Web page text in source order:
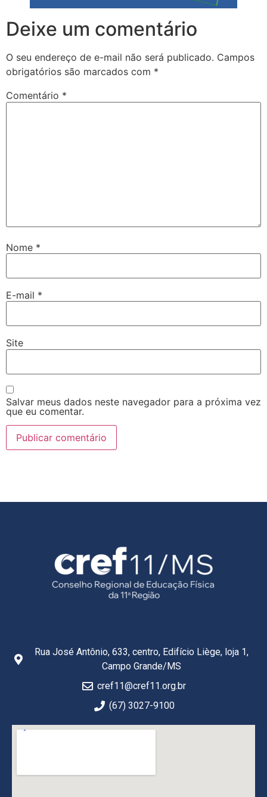
Deixe um comentário
O seu endereço de e-mail não será publicado. Campos
obrigatórios são marcados com *
Comentário *
Nome *
E-mail *
Site
Salvar meus dados neste navegador para a próxima vez
que eu comentar.
Rua José Antônio, 633, centro, Edifício Liège, loja 1,
Campo Grande/MS
cref11@cref11.org.br
(67) 3027-9100